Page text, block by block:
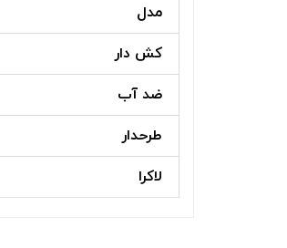
مدل
کش دار
ضد آب
طرحدار
لاکرا